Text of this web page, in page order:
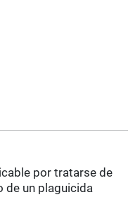
por tratarse de
de un plaguicida